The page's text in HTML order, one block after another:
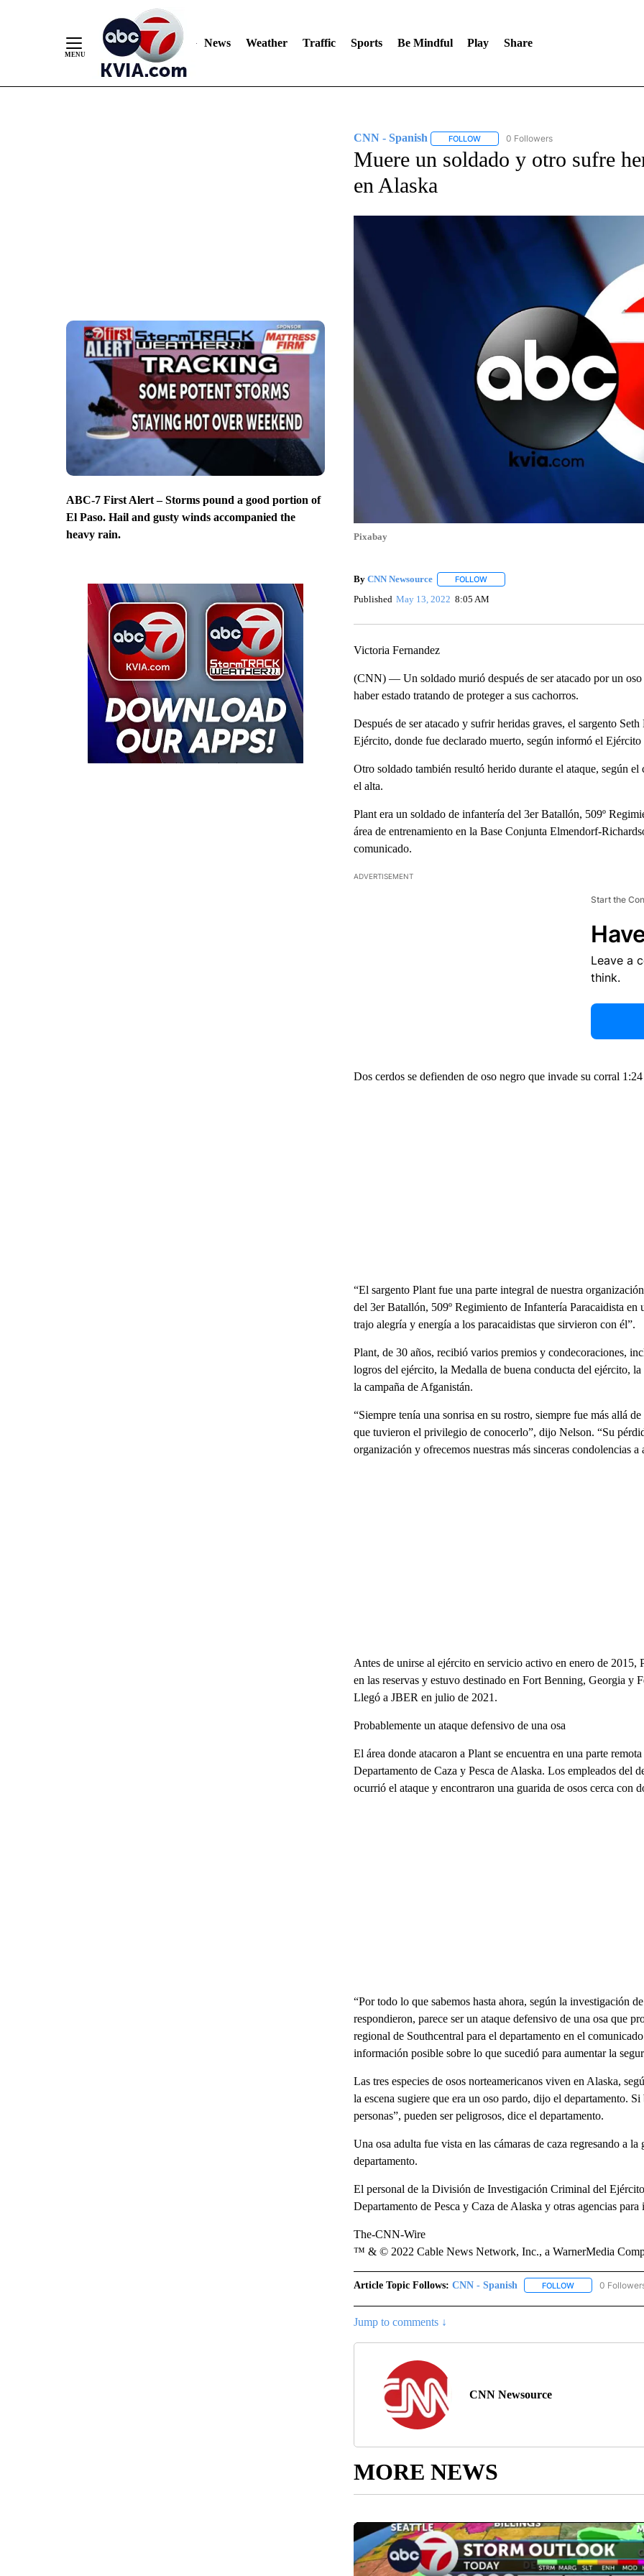
News Weather Traffic Sports Be Mindful Play Share
ABC-7 First Alert – Storms pound a good portion of
El Paso. Hail and gusty winds accompanied the
heavy rain.
CNN - Spanish FOLLOWFOLLOW "CNN - SPANISH" TO RECEIVE
0 Followers
Muere un soldado y otro sufre
en Alaska
Pixabay
By CNN Newsource FOLLOWFOLLOW "" TO RECEIVE NOTIFICATIONS
Published May 13, 2022 8:05 AM
Victoria Fernandez
(CNN) — Un soldado murió después de ser atacado por un
haber estado tratando de proteger a sus cachorros.
Después de ser atacado y sufrir heridas graves, el sargento
Ejército, donde fue declarado muerto, según informó el
Otro soldado también resultó herido durante el ataque, según
el alta.
Plant era un soldado de infantería del 3er Batallón, 509º
área de entrenamiento en la Base Conjunta Elmendorf-
comunicado.
ADVERTISEMENT
Start the
Leave a
think.
Dos cerdos se defienden de oso negro que invade su corral 1:24
“El sargento Plant fue una parte integral de nuestra
del 3er Batallón, 509º Regimiento de Infantería Paracaidista
trajo alegría y energía a los paracaidistas que sirvieron con él”.
Plant, de 30 años, recibió varios premios y condecoraciones,
logros del ejército, la Medalla de buena conducta del ejército,
la campaña de Afganistán.
“Siempre tenía una sonrisa en su rostro, siempre fue más allá
que tuvieron el privilegio de conocerlo”, dijo Nelson. “Su
organización y ofrecemos nuestras más sinceras condolencias
Antes de unirse al ejército en servicio activo en enero de
en las reservas y estuvo destinado en Fort Benning, Georgia y
Llegó a JBER en julio de 2021.
Probablemente un ataque defensivo de una osa
El área donde atacaron a Plant se encuentra en una parte
Departamento de Caza y Pesca de Alaska. Los empleados del
ocurrió el ataque y encontraron una guarida de osos cerca con
“Por todo lo que sabemos hasta ahora, según la investigación
respondieron, parece ser un ataque defensivo de una osa que
regional de Southcentral para el departamento en el
información posible sobre lo que sucedió para aumentar la
Las tres especies de osos norteamericanos viven en Alaska,
la escena sugiere que era un oso pardo, dijo el departamento.
personas”, pueden ser peligrosos, dice el departamento.
Una osa adulta fue vista en las cámaras de caza regresando a
departamento.
El personal de la División de Investigación Criminal del
Departamento de Pesca y Caza de Alaska y otras agencias para
The-CNN-Wire
™ & © 2022 Cable News Network, Inc., a WarnerMedia
Article Topic Follows: CNN - Spanish FOLLOWFOLLOW "CNN -
0
Jump to comments ↓
CNN Newsource
MORE NEWS